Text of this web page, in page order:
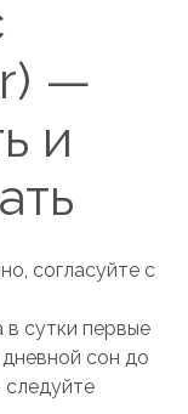
—
и
согласуйте с
в сутки первые
дневной сон до